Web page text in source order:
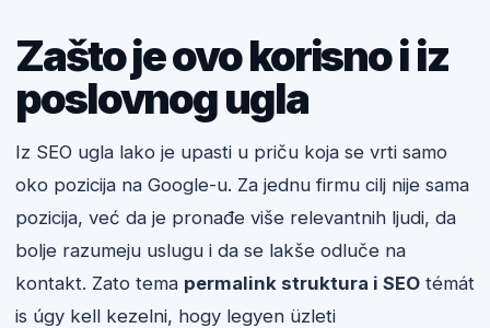
Zašto je ovo korisno i iz
poslovnog ugla
Iz SEO ugla lako je upasti u priču koja se vrti samo
oko pozicija na Google-u. Za jednu firmu cilj nije sama
pozicija, već da je pronađe više relevantnih ljudi, da
bolje razumeju uslugu i da se lakše odluče na
kontakt. Zato tema permalink struktura i SEO témát
is úgy kell kezelni, hogy legyen üzleti